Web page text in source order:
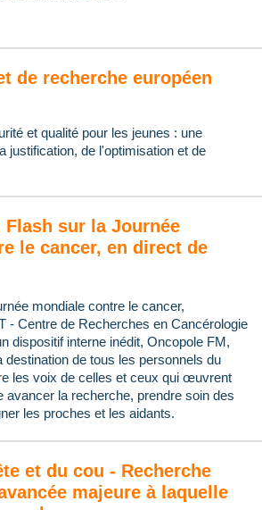
de recherche européen
et qualité pour les jeunes : une
justification, de l'optimisation et de
Flash sur la Journée
le cancer, en direct de
mondiale contre le cancer,
- Centre de Recherches en Cancérologie
dispositif interne inédit, Oncopole FM,
destination de tous les personnels du
les voix de celles et ceux qui œuvrent
avancer la recherche, prendre soin des
les proches et les aidants.
et du cou - Recherche
majeure à laquelle